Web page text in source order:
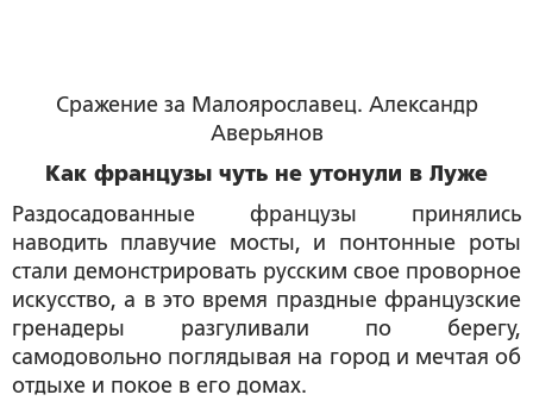
Cражение за Малоярославец. Александр
Аверьянов
Как французы чуть не утонули в Луже
Раздосадованные французы принялись
наводить плавучие мосты, и понтонные роты
стали демонстрировать русским свое проворное
искусство, а в это время праздные французские
гренадеры разгуливали по берегу,
самодовольно поглядывая на город и мечтая об
отдыхе и покое в его домах.